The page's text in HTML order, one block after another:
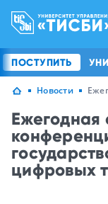
ПОСТУПИТЬ
Новости
Ежегодная
цифровых